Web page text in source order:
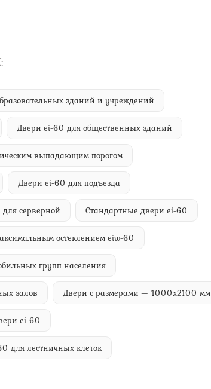
зданий и учреждений
Двери ei-60 для общественных зданий
выпадающим порогом
Двери ei-60 для подъезда
серверной Стандартные двери ei-60
остеклением eiw-60
групп населения
залов Двери с размерами — 1000х2100 мм
ei-60
для лестничных клеток